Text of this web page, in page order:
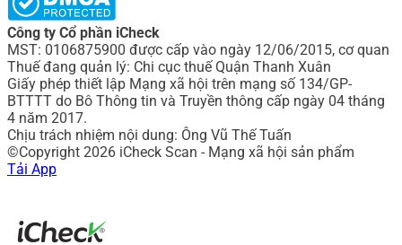
Công ty Cổ phần iCheck
MST: 0106875900 được cấp vào ngày 12/06/2015, cơ quan
Thuế đang quản lý: Chi cục thuế Quận Thanh Xuân
Giấy phép thiết lập Mạng xã hội trên mạng số 134/GP-
BTTTT do Bô Thông tin và Truyền thông cấp ngày 04 tháng
4 năm 2017.
Chịu trách nhiệm nội dung: Ông Vũ Thế Tuấn
©Copyright 2026 iCheck Scan - Mạng xã hội sản phẩm
Tải App